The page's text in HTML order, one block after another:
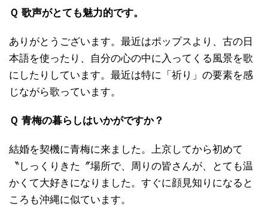
Ｑ 歌声がとても魅力的です。
ありがとうございます。最近はポップスより、古の日
本語を使ったり、自分の心の中に入ってくる風景を歌
にしたりしています。最近は特に「祈り」の要素を感
じながら歌っています。
Ｑ 青梅の暮らしはいかがですか？
結婚を契機に青梅に来ました。上京してから初めて
〝しっくりきた〞場所で、周りの皆さんが、とても温
かくて大好きになりました。すぐに顔見知りになると
ころも沖縄に似ています。